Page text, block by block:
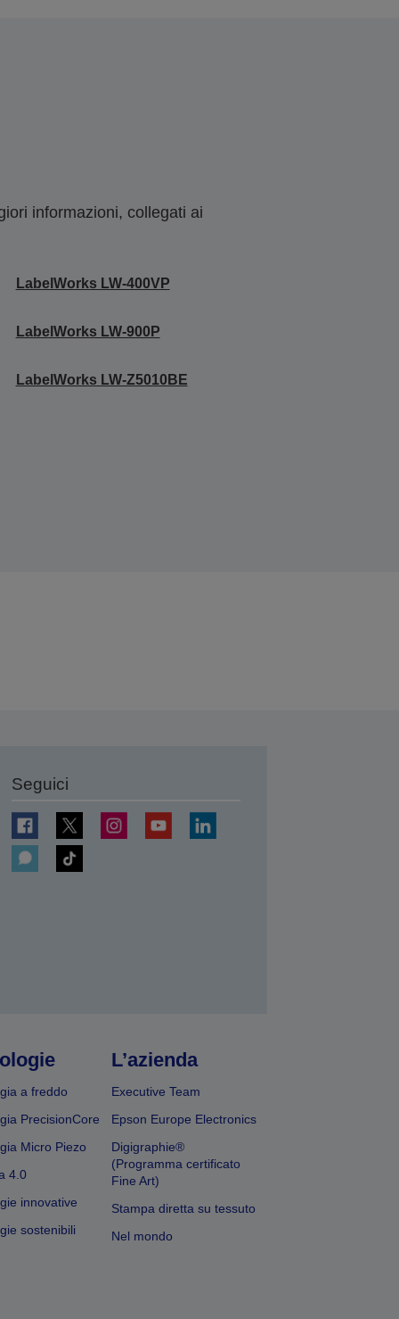
informazioni, collegati ai
LabelWorks LW-400VP
LabelWorks LW-900P
LabelWorks LW-Z5010BE
Seguici
a freddo
PrecisionCore
Micro Piezo
4.0
innovative
sostenibili
L’azienda
Executive Team
Epson Europe Electronics
Digigraphie®
(Programma certificato
Fine Art)
Stampa diretta su tessuto
Nel mondo